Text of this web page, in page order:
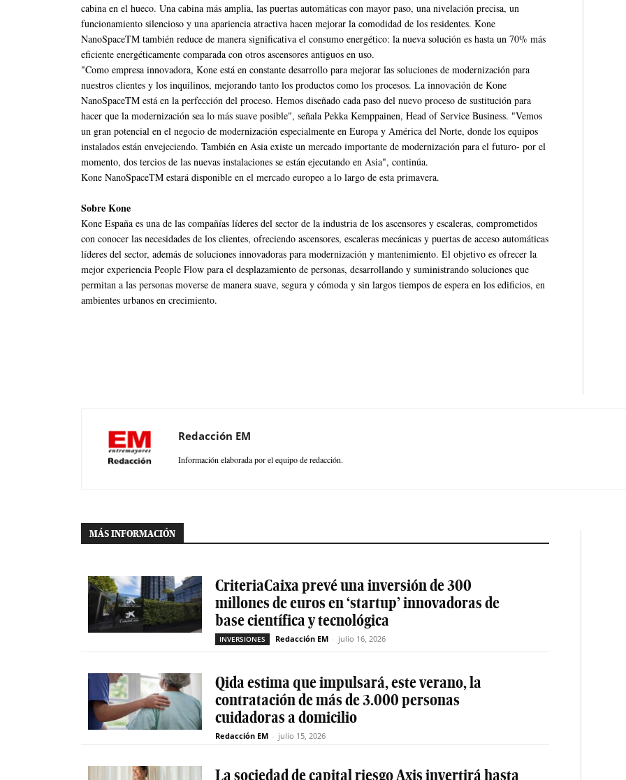
cabina en el hueco. Una cabina más amplia, las puertas automáticas con mayor paso, una nivelación precisa, un
funcionamiento silencioso y una apariencia atractiva hacen mejorar la comodidad de los residentes. Kone
NanoSpaceTM también reduce de manera significativa el consumo energético: la nueva solución es hasta un 70% más
eficiente energéticamente comparada con otros ascensores antiguos en uso.
"Como empresa innovadora, Kone está en constante desarrollo para mejorar las soluciones de modernización para
nuestros clientes y los inquilinos, mejorando tanto los productos como los procesos. La innovación de Kone
NanoSpaceTM está en la perfección del proceso. Hemos diseñado cada paso del nuevo proceso de sustitución para
hacer que la modernización sea lo más suave posible", señala Pekka Kemppainen, Head of Service Business. "Vemos
un gran potencial en el negocio de modernización especialmente en Europa y América del Norte, donde los equipos
instalados están envejeciendo. También en Asia existe un mercado importante de modernización para el futuro- por el
momento, dos tercios de las nuevas instalaciones se están ejecutando en Asia", continúa.
Kone NanoSpaceTM estará disponible en el mercado europeo a lo largo de esta primavera.
Sobre Kone
Kone España es una de las compañías líderes del sector de la industria de los ascensores y escaleras, comprometidos
con conocer las necesidades de los clientes, ofreciendo ascensores, escaleras mecánicas y puertas de acceso automáticas
líderes del sector, además de soluciones innovadoras para modernización y mantenimiento. El objetivo es ofrecer la
mejor experiencia People Flow para el desplazamiento de personas, desarrollando y suministrando soluciones que
permitan a las personas moverse de manera suave, segura y cómoda y sin largos tiempos de espera en los edificios, en
ambientes urbanos en crecimiento.
Redacción EM
Información elaborada por el equipo de redacción.
MÁS INFORMACIÓN
CriteriaCaixa prevé una inversión de 300
millones de euros en ‘startup’ innovadoras de
base científica y tecnológica
INVERSIONES Redacción EM - julio 16, 2026
Qida estima que impulsará, este verano, la
contratación de más de 3.000 personas
cuidadoras a domicilio
Redacción EM - julio 15, 2026
La sociedad de capital riesgo Axis invertirá hasta